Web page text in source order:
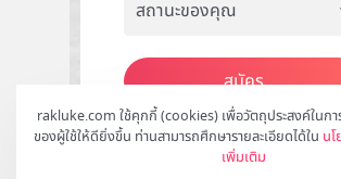
rakluke.com ใช้คุกกี้ (cookies) เพื่อวัตถุประสงค์ในก
ของผู้ใช้ให้ดียิ่งขึ้น ท่านสามารถศึกษารายละเอียดได้ใน น
เพิ่มเติม
สมัคร